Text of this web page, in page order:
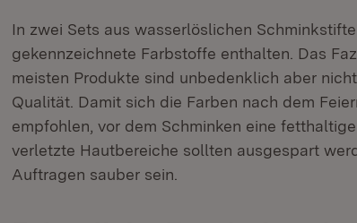
In zwei Sets aus wasserlöslichen
gekennzeichnete Farbstoffe enthalten. Das
meisten Produkte sind unbedenklich aber
Qualität. Damit sich die Farben nach dem
empfohlen, vor dem Schminken eine
verletzte Hautbereiche sollten ausgespart
Auftragen sauber sein.